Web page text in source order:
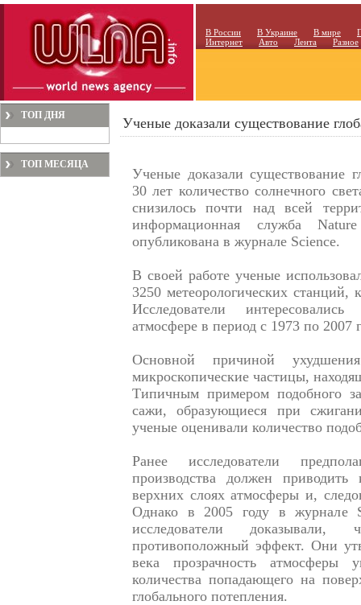
В России В Украине В мире
Интернет
Авто Лента Разное
ТОП ДНЯ
ТОП МЕСЯЦА
Ученые доказали существование
Ученые доказали существование
30 лет количество солнечного
снизилось почти над всей
информационная служба
опубликована в журнале Science.
В своей работе ученые
3250 метеорологических станций,
Исследователи
атмосфере в период с 1973 по 2007
Основной причиной
микроскопические частицы,
Типичным примером подобного
сажи, образующиеся при
ученые оценивали количество
Ранее исследователи
производства должен
верхних слоях атмосферы и,
Однако в 2005 году в журнале
исследователи
противоположный эффект. Они
века прозрачность атмосферы
количества попадающего на
глобального потепления.